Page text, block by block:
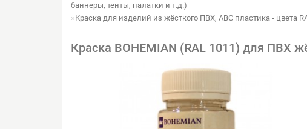
баннеры, тенты, палатки и т.д.)
Краска для изделий из жёсткого ПВХ, ABC пластика - цвета
Краска BOHEMIAN (RAL 1011) для ПВХ